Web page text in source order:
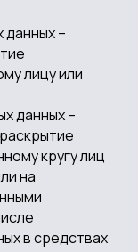
данных –
лицу или
данных –
кругу лиц
на
в средствах